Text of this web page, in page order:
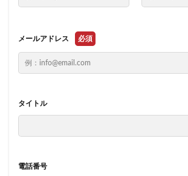
メールアドレス 必須
タイトル
電話番号